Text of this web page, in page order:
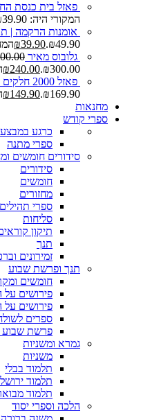
פאזל בית כנסת החורבה
המקורי היה: ₪39.90.
אומנות הרקמה |
₪49.90.
₪39.90
גלובוס מאיר
₪300.00.
₪240.00
פאזל 2000 חלקים בית כפרי
₪169.90.
₪149.90
מחנאות
ספרי קודש
כרגע במבצע
ספרי מתנה
סידורים חומשים
סידורים
חומשים
מחזורים
ספרי תהילים
סליחות
תיקון
תנך
זמירונים
תנך ופרשת שבוע
חומשים
פירושים על
פירושים על
ספרים
פרשת שבוע
גמרא ומשניות
משניות
תלמוד בבלי
תלמוד
תלמוד
הלכה וספרי יסוד